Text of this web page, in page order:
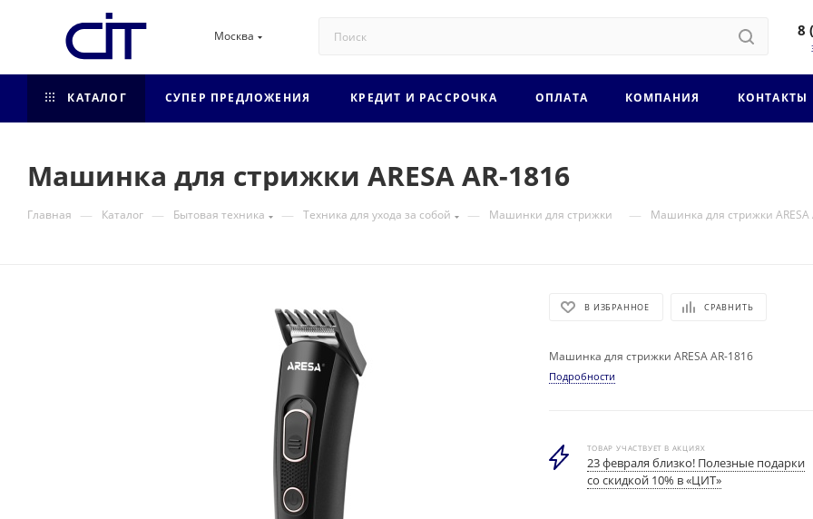
Москва 8
КАТАЛОГ СУПЕР ПРЕДЛОЖЕНИЯ КРЕДИТ И РАССРОЧКА ОПЛАТА КОМПАНИЯ КОНТАКТЫ
Машинка для стрижки ARESA AR-1816
Главная — Каталог — Бытовая техника — Техника для ухода за собой — Машинки для стрижки — Машинка для стрижки ARESA
В ИЗБРАННОЕ СРАВНИТЬ
Машинка для стрижки ARESA AR-1816
Подробности
ТОВАР УЧАСТВУЕТ В АКЦИЯХ
23 февраля близко! Полезные подарки
со скидкой 10% в «ЦИТ»